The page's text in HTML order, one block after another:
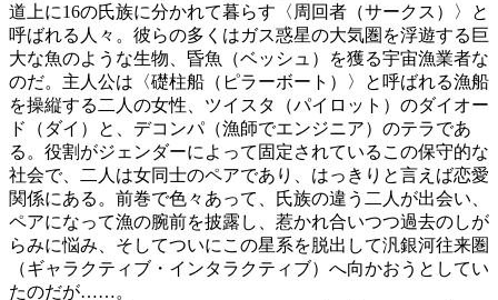
道上に16の氏族に分かれて暮らす〈周回者（サークス）〉と
呼ばれる人々。彼らの多くはガス惑星の大気圏を浮遊する巨
大な魚のような生物、昏魚（ベッシュ）を獲る宇宙漁業者な
のだ。主人公は〈礎柱船（ピラーボート）〉と呼ばれる漁船
を操縦する二人の女性、ツイスタ（パイロット）のダイオー
ド（ダイ）と、デコンパ（漁師でエンジニア）のテラであ
る。役割がジェンダーによって固定されているこの保守的な
社会で、二人は女同士のペアであり、はっきりと言えば恋愛
関係にある。前巻で色々あって、氏族の違う二人が出会い、
ペアになって漁の腕前を披露し、惹かれ合いつつ過去のしが
らみに悩み、そしてついにこの星系を脱出して汎銀河往来圏
（ギャラクティブ・インタラクティブ）へ向かおうとしてい
たのだが……。